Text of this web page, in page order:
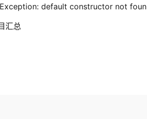
default constructor not foun
汇总